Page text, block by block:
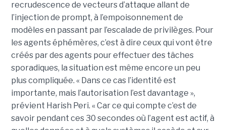
recrudescence de vecteurs d’attaque allant de
l’injection de prompt, à l’empoisonnement de
modèles en passant par l’escalade de privilèges. Pour
les agents éphémères, c’est à dire ceux qui vont être
créés par des agents pour effectuer des tâches
sporadiques, la situation est même encore un peu
plus compliquée. « Dans ce cas l’identité est
importante, mais l’autorisation l’est davantage »,
prévient Harish Peri. « Car ce qui compte c’est de
savoir pendant ces 30 secondes où l’agent est actif, à